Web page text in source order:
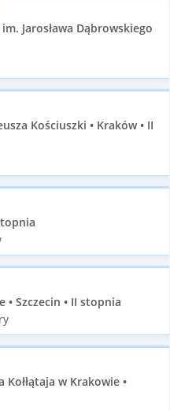
Jarosława Dąbrowskiego
Kościuszki • Kraków • II
Szczecin • II stopnia
w Krakowie •